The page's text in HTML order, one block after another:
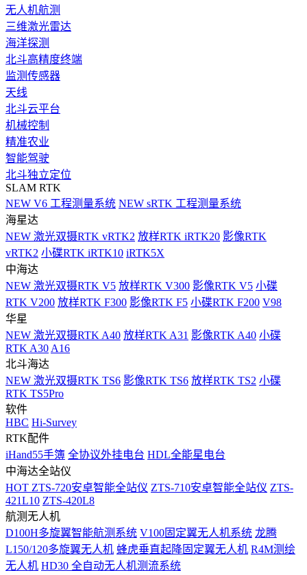
无人机航测
三维激光雷达
海洋探测
北斗高精度终端
监测传感器
天线
北斗云平台
机械控制
精准农业
智能驾驶
北斗独立定位
SLAM RTK
NEW V6 工程测量系统 NEW sRTK 工程测量系统
海星达
NEW 激光双摄RTK vRTK2 放样RTK iRTK20 影像RTK
vRTK2 小碟RTK iRTK10 iRTK5X
中海达
NEW 激光双摄RTK V5 放样RTK V300 影像RTK V5 小碟
RTK V200 放样RTK F300 影像RTK F5 小碟RTK F200 V98
华星
NEW 激光双摄RTK A40 放样RTK A31 影像RTK A40 小碟
RTK A30 A16
北斗海达
NEW 激光双摄RTK TS6 影像RTK TS6 放样RTK TS2 小碟
RTK TS5Pro
软件
HBC Hi-Survey
RTK配件
iHand55手簿 全协议外挂电台 HDL全能星电台
中海达全站仪
HOT ZTS-720安卓智能全站仪 ZTS-710安卓智能全站仪 ZTS-
421L10 ZTS-420L8
航测无人机
D100H多旋翼智能航测系统 V100固定翼无人机系统 龙腾
L150/120多旋翼无人机 蜂虎垂直起降固定翼无人机 R4M测绘
无人机 HD30 全自动无人机测流系统